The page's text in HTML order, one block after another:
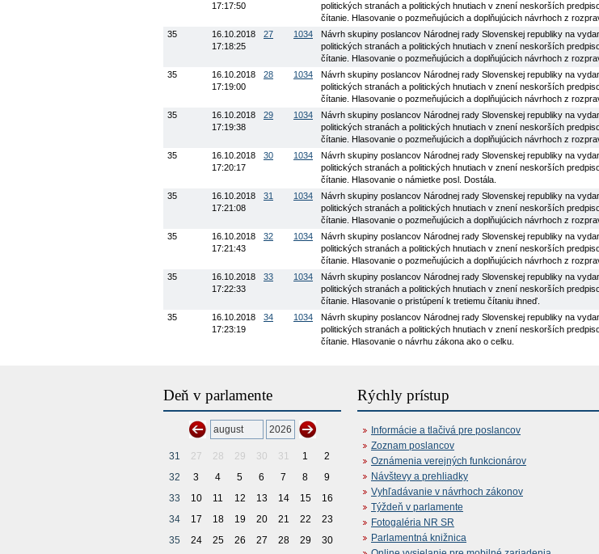
17:17:50
politických stranách a politických hnutiach v znení neskorších
čítanie. Hlasovanie o pozmeňujúcich a doplňujúcich návrhoch z
35
16.10.2018
17:18:25
27 1034
Návrh skupiny poslancov Národnej rady Slovenskej republiky na
politických stranách a politických hnutiach v znení neskorších
čítanie. Hlasovanie o pozmeňujúcich a doplňujúcich návrhoch z
35
16.10.2018
17:19:00
28 1034
Návrh skupiny poslancov Národnej rady Slovenskej republiky na
politických stranách a politických hnutiach v znení neskorších
čítanie. Hlasovanie o pozmeňujúcich a doplňujúcich návrhoch z
35
16.10.2018
17:19:38
29 1034
Návrh skupiny poslancov Národnej rady Slovenskej republiky na
politických stranách a politických hnutiach v znení neskorších
čítanie. Hlasovanie o pozmeňujúcich a doplňujúcich návrhoch z
35
16.10.2018
17:20:17
30 1034
Návrh skupiny poslancov Národnej rady Slovenskej republiky na
politických stranách a politických hnutiach v znení neskorších
čítanie. Hlasovanie o námietke posl. Dostála.
35
16.10.2018
17:21:08
31 1034
Návrh skupiny poslancov Národnej rady Slovenskej republiky na
politických stranách a politických hnutiach v znení neskorších
čítanie. Hlasovanie o pozmeňujúcich a doplňujúcich návrhoch z
35
16.10.2018
17:21:43
32 1034
Návrh skupiny poslancov Národnej rady Slovenskej republiky na
politických stranách a politických hnutiach v znení neskorších
čítanie. Hlasovanie o pozmeňujúcich a doplňujúcich návrhoch z
35
16.10.2018
17:22:33
33 1034
Návrh skupiny poslancov Národnej rady Slovenskej republiky na
politických stranách a politických hnutiach v znení neskorších
čítanie. Hlasovanie o pristúpení k tretiemu čítaniu ihneď.
35
16.10.2018
17:23:19
34 1034
Návrh skupiny poslancov Národnej rady Slovenskej republiky na
politických stranách a politických hnutiach v znení neskorších
čítanie. Hlasovanie o návrhu zákona ako o celku.
Deň v parlamente
31 27 28 29 30 31 1
2
32
3 4 5 6 7 8
9
33
10 11 12 13 14 15
16
34
17 18 19 20 21 22
23
35
24 25 26 27 28 29 30
Rýchly prístup
Informácie a tlačivá pre poslancov
Zoznam poslancov
Oznámenia verejných funkcionárov
Návštevy a prehliadky
Vyhľadávanie v návrhoch zákonov
Týždeň v parlamente
Fotogaléria NR SR
Parlamentná knižnica